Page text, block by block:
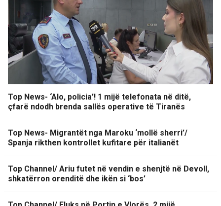
Top News- ‘Alo, policia’! 1 mijë telefonata në ditë,
çfarë ndodh brenda sallës operative të Tiranës
Top News- Migrantët nga Maroku ‘mollë sherri’/
Spanja rikthen kontrollet kufitare për italianët
Top Channel/ Ariu futet në vendin e shenjtë në Devoll,
shkatërron orenditë dhe ikën si ‘bos’